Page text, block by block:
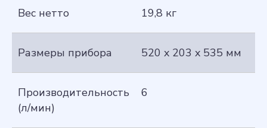
Вес нетто 19,8 кг
Размеры прибора 520 x 203 x 535 мм
Производительность
(л/мин)
6